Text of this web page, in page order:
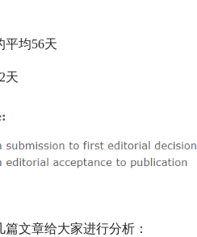
平均56天
天
文章给大家进行分析：